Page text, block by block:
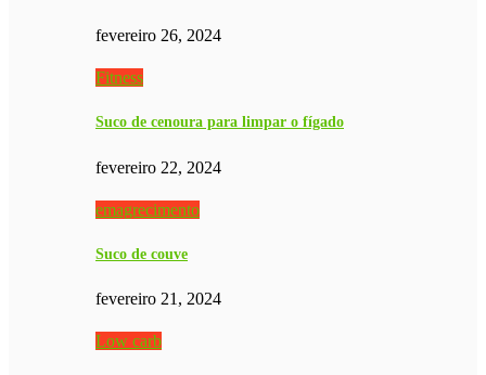
fevereiro 26, 2024
Fitness
Suco de cenoura para limpar o fígado
fevereiro 22, 2024
emagrecimento
Suco de couve
fevereiro 21, 2024
Low carb